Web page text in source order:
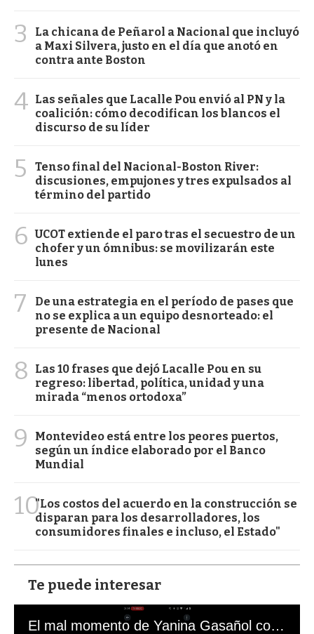
3
La chicana de Peñarol a Nacional que incluyó
a Maxi Silvera, justo en el día que anotó en
contra ante Boston
4 Las señales que Lacalle Pou envió al PN y la
coalición: cómo decodifican los blancos el
discurso de su líder
5
Tenso final del Nacional-Boston River:
discusiones, empujones y tres expulsados al
término del partido
6 UCOT extiende el paro tras el secuestro de un
chofer y un ómnibus: se movilizarán este
lunes
7
De una estrategia en el período de pases que
no se explica a un equipo desnorteado: el
presente de Nacional
8
Las 10 frases que dejó Lacalle Pou en su
regreso: libertad, política, unidad y una
mirada “menos ortodoxa”
9
Montevideo está entre los peores puertos,
según un índice elaborado por el Banco
Mundial
10"Los costos del acuerdo en la construcción se
disparan para los desarrolladores, los
consumidores finales e incluso, el Estado"
Te puede interesar
El mal momento de Yanina Gasañol con un hincha argentino en "Subrayado"